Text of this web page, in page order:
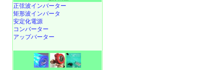
正弦波インバーター
矩形波インバータ
安定化電源
コンバーター
アップバーター